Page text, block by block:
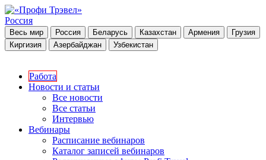
Россия
Весь мир Россия Беларусь Казахстан Армения
Грузия
Киргизия
Азербайджан Узбекистан
Работа
Новости и статьи
Все новости
Все статьи
Интервью
Вебинары
Расписание вебинаров
Каталог записей вебинаров